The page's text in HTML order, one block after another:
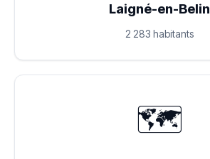
Laigné-en-Belin
2 283 habitants
🗺️